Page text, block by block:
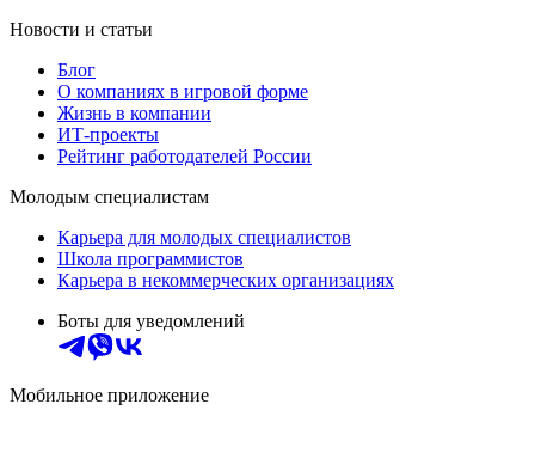
Новости и статьи
Блог
О компаниях в игровой форме
Жизнь в компании
ИТ-проекты
Рейтинг работодателей России
Молодым специалистам
Карьера для молодых специалистов
Школа программистов
Карьера в некоммерческих организациях
Боты для уведомлений
Мобильное приложение